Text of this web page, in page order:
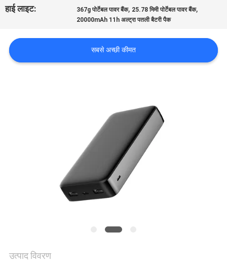
मामलों
हाई लाइट:
367g पोर्टेबल पावर बैंक, 25.78 मिमी पोर्टेबल पावर बैंक,
20000mAh 11h अल्ट्रा पतली बैटरी पैक
सबसे अच्छी कीमत
उत्पाद विवरण